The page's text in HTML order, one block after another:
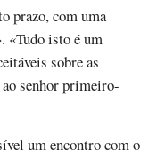
prazo, com uma
«Tudo isto é um
sobre as
senhor primeiro-
um encontro com o